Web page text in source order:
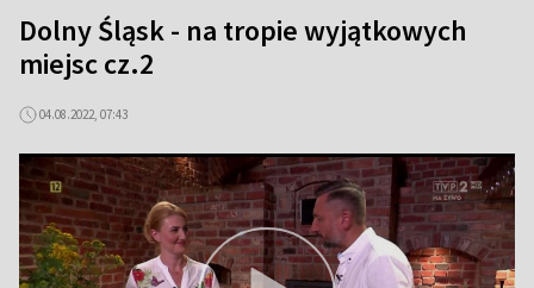
Dolny Śląsk - na tropie wyjątkowych
miejsc cz.2
04.08.2022, 07:43